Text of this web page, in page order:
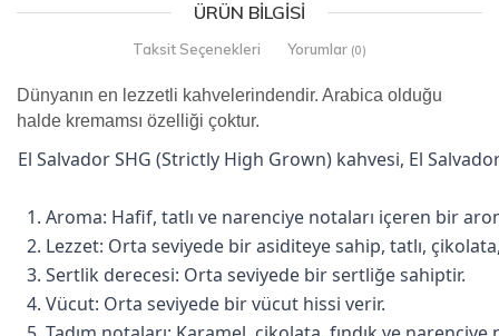
ÜRÜN BILGISI
Taksit Seçenekleri Yorumlar (0)
Dünyanın en lezzetli kahvelerindendir. Arabica olduğu
halde kremamsı özelliği çoktur.
El Salvador SHG (Strictly High Grown) kahvesi, El
1. Aroma: Hafif, tatlı ve narenciye notaları içeren bir
2. Lezzet: Orta seviyede bir asiditeye sahip, tatlı,
3. Sertlik derecesi: Orta seviyede bir sertliğe sahiptir.
4. Vücut: Orta seviyede bir vücut hissi verir.